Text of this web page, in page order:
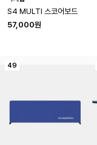
S4 MULTI 스코어보드
57,000원
49